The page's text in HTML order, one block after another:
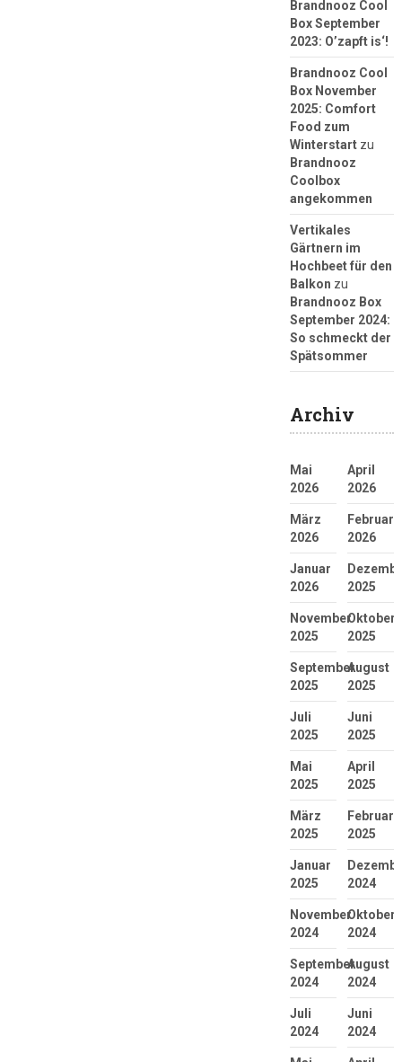
Brandnooz Cool
Box September
2023: O’zapft is‘!
Brandnooz Cool
Box November
2025: Comfort
Food zum
Winterstartzu
Brandnooz
Coolbox
angekommen
Vertikales
Gärtnern im
Hochbeet für den
Balkon zu
Brandnooz Box
September 2024:
So schmeckt der
Spätsommer
Archiv
Mai
2026
April
2026
März
2026
Februar
2026
Januar
2026
2025
November
2025
Oktober
2025
September
2025
August
2025
Juli
2025
Juni
2025
Mai
2025
April
2025
März
2025
Februar
2025
Januar
2025
2024
November
2024
Oktober
2024
September
2024
August
2024
Juli
2024
Juni
2024